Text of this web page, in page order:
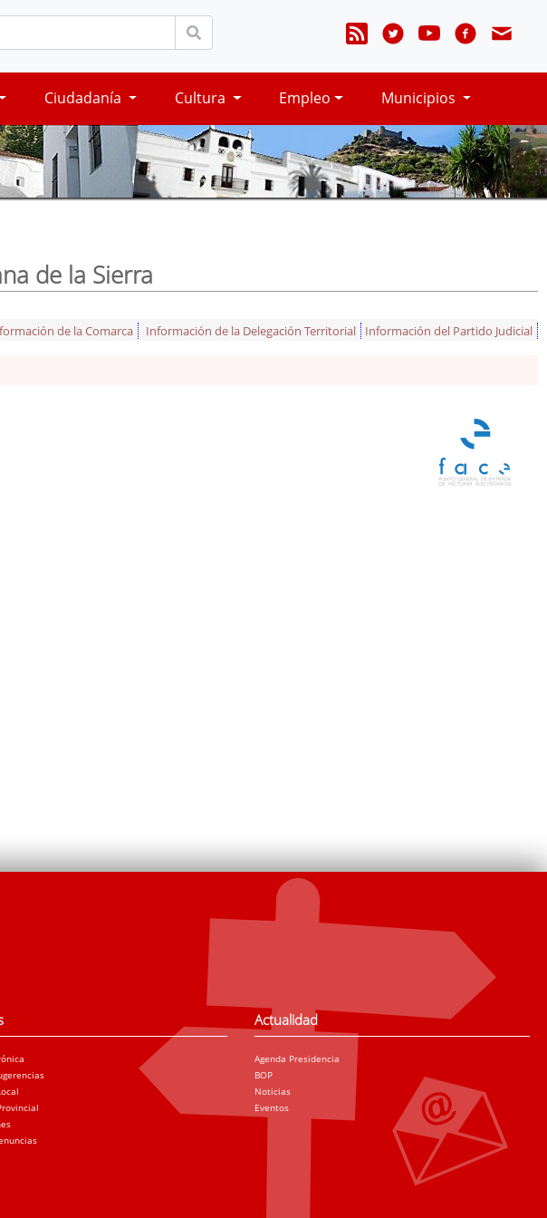
Ciudadanía Cultura Empleo Municipios
de la Sierra
de la Comarca Información de la Delegación Territorial Información del Partido Judicial
Actualidad
Agenda Presidencia
BOP
Noticias
Eventos